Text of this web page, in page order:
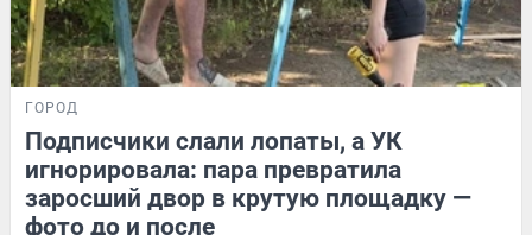
ГОРОД
Подписчики слали лопаты, а УК
игнорировала: пара превратила
заросший двор в крутую площадку —
фото до и после